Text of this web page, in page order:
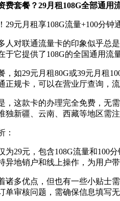
费套餐？29月租108G全部通用
29元月租享108G流量+100分钟
人对联通流量卡的印象似乎总
于它提供了108G的全国通用流
，如29元月租80G或39元月租
正规卡，可以在营业厅查询，
，这款卡的办理完全免费，无
独新疆、云南、西藏等地区需注
：
为29元，包含108G流量和100
异地销户和线上操作，为用户带
诸多优点，但也有一些小贴士
单审核问题，需确保信息填写